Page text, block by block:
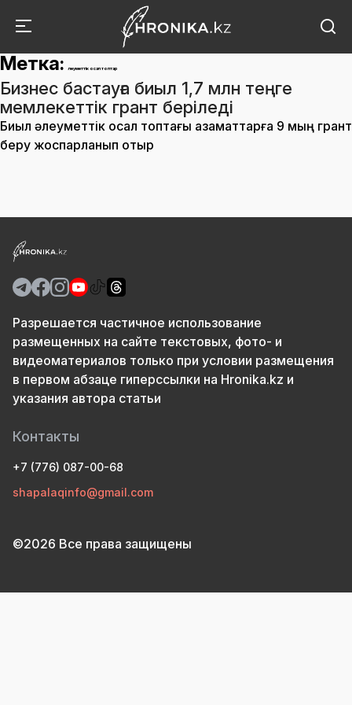
Метка:әлеуметтік осал топтар
Бизнес бастауға биыл 1,7 млн теңге
мемлекеттік грант беріледі
Биыл әлеуметтік осал топтағы азаматтарға 9 мың грант
беру жоспарланып отыр
Разрешается частичное использование
размещенных на сайте текстовых, фото- и
видеоматериалов только при условии размещения
в первом абзаце гиперссылки на Hronika.kz и
указания автора статьи
Контакты
+7 (776) 087-00-68
shapalaqinfo@gmail.com
©2026 Все права защищены